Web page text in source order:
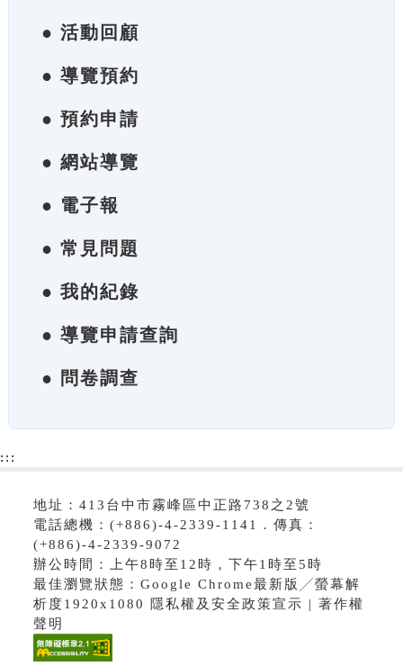
● 活動回顧
● 導覽預約
● 預約申請
● 網站導覽
● 電子報
● 常見問題
● 我的紀錄
● 導覽申請查詢
● 問卷調查
:::
地址：413台中市霧峰區中正路738之2號
電話總機：(+886)-4-2339-1141．傳真：
(+886)-4-2339-9072
辦公時間：上午8時至12時，下午1時至5時
最佳瀏覽狀態：Google Chrome最新版╱螢幕解
析度1920x1080 隱私權及安全政策宣示 | 著作權
聲明